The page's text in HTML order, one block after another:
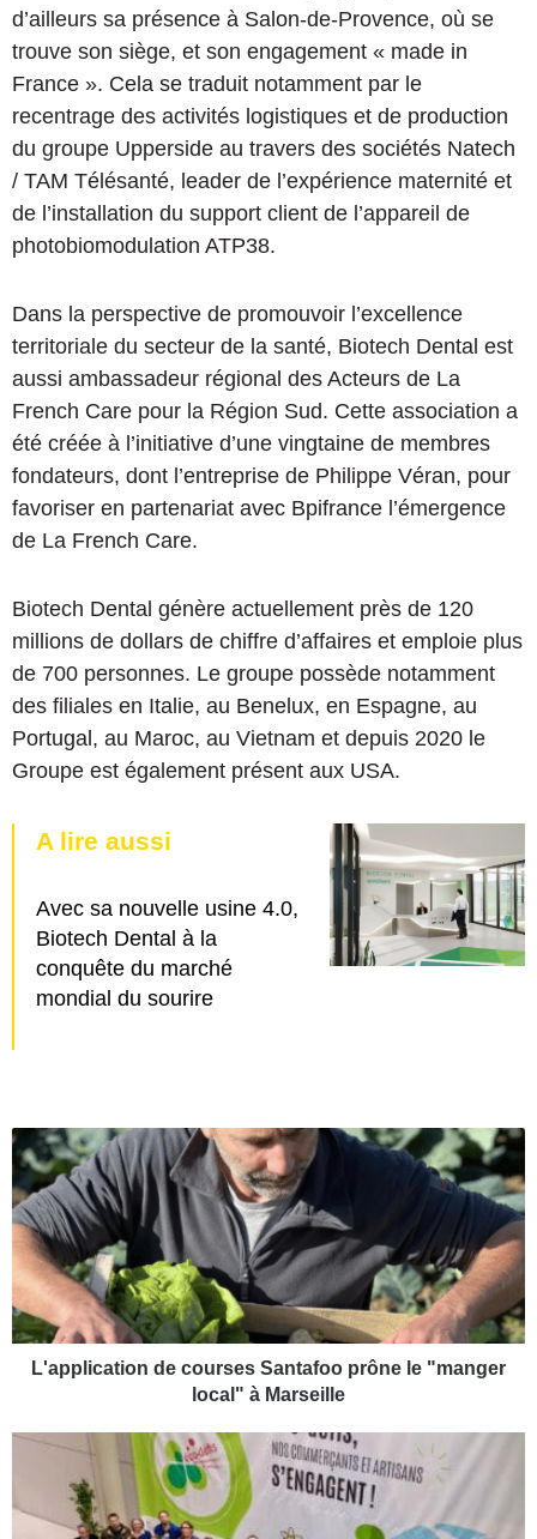
d’ailleurs sa présence à Salon-de-Provence, où se
trouve son siège, et son engagement « made in
France ». Cela se traduit notamment par le
recentrage des activités logistiques et de production
du groupe Upperside au travers des sociétés Natech
/ TAM Télésanté, leader de l’expérience maternité et
de l’installation du support client de l’appareil de
photobiomodulation ATP38.
Dans la perspective de promouvoir l’excellence
territoriale du secteur de la santé, Biotech Dental est
aussi ambassadeur régional des Acteurs de La
French Care pour la Région Sud. Cette association a
été créée à l’initiative d’une vingtaine de membres
fondateurs, dont l’entreprise de Philippe Véran, pour
favoriser en partenariat avec Bpifrance l’émergence
de La French Care.
Biotech Dental génère actuellement près de 120
millions de dollars de chiffre d’affaires et emploie plus
de 700 personnes. Le groupe possède notamment
des filiales en Italie, au Benelux, en Espagne, au
Portugal, au Maroc, au Vietnam et depuis 2020 le
Groupe est également présent aux USA.
A lire aussi
Avec sa nouvelle usine 4.0,
Biotech Dental à la
conquête du marché
mondial du sourire
L
'
a
p
l
c
a
n
c
L'application de courses Santafoo prône le "manger
local" à Marseille
L